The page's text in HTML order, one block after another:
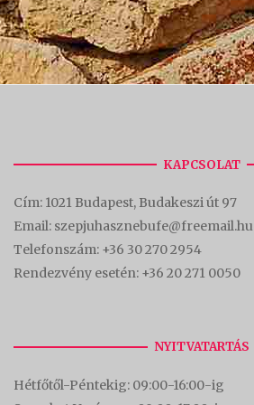
KAPCSOLAT
Cím: 1021 Budapest, Budakeszi út 97
Email: szepjuhasznebufe@freemail.hu
Telefonszám: +36 30 270 2954
Rendezvény esetén: +36 20 271 0050
NYITVATARTÁS
Hétfőtől-Péntekig: 09:00-16:00-ig